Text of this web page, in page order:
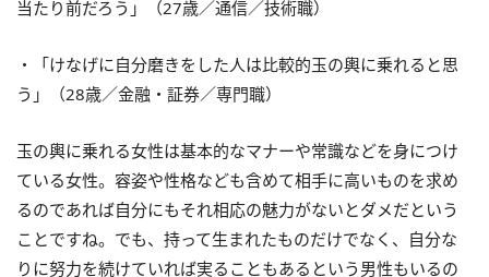
当たり前だろう」（27歳／通信／技術職）
・「けなげに自分磨きをした人は比較的玉の輿に乗れると思
う」（28歳／金融・証券／専門職）
玉の輿に乗れる女性は基本的なマナーや常識などを身につけ
ている女性。容姿や性格なども含めて相手に高いものを求め
るのであれば自分にもそれ相応の魅力がないとダメだという
ことですね。でも、持って生まれたものだけでなく、自分な
りに努力を続けていれば実ることもあるという男性もいるの